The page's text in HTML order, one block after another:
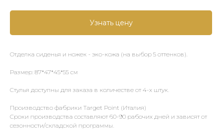
Узнать цену
Отделка сиденья и ножек - эко-кожа (на выбор 5 оттенков).
Размер: 87*47*45*55 см
Стулья доступны для заказа в количестве от 4-х штук.
Производство фабрики Target Point (Италия)
Сроки производства составляют 60-90 рабочих дней и зависят от
сезонности/складской программы.